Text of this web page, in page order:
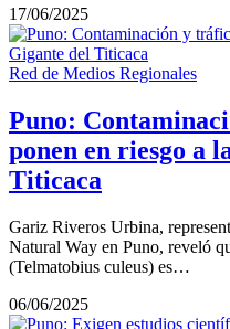
17/06/2025
Red de Medios Regionales
Puno:
ponen en riesgo a
Titicaca
Gariz Riveros Urbina,
Natural Way en Puno, reveló
(Telmatobius culeus) es…
06/06/2025